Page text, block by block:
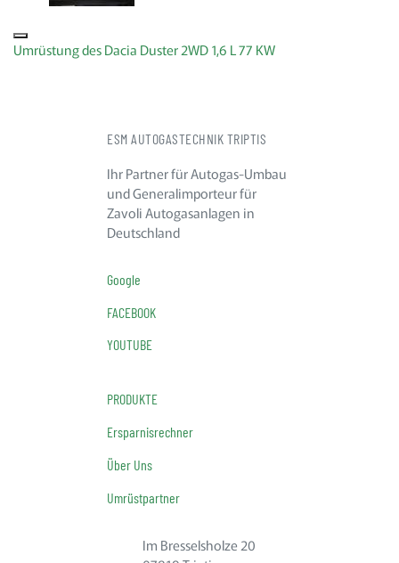
Umrüstung des Dacia Duster 2WD 1,6 L 77 KW
ESM AUTOGASTECHNIK TRIPTIS
Ihr Partner für Autogas-Umbau
und Generalimporteur für
Zavoli Autogasanlagen in
Deutschland
Google
FACEBOOK
YOUTUBE
PRODUKTE
Ersparnisrechner
Über Uns
Umrüstpartner
Im Bresselsholze 20